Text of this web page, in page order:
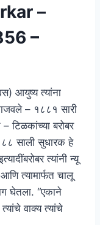
–
–
आयुष्य त्यांना
– १८८१ सारी
टिळकांच्या बरोबर
साली सुधारक हे
त्यांनी न्यू
त्यामार्फत चालू
घेतला. “एकाने
वाक्य त्यांचे